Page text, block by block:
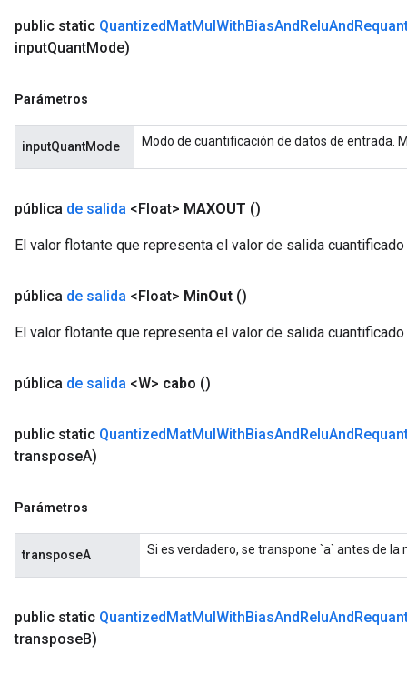
public static QuantizedMatMulWithBiasAndReluAnd
inputQuantMode)
Parámetros
inputQuantMode Modo de cuantificación de datos de entrada.
pública de salida <Float> MAXOUT ()
El valor flotante que representa el valor de salida
pública de salida <Float> MinOut ()
El valor flotante que representa el valor de salida cuantificado
pública de salida <W> cabo ()
public static QuantizedMatMulWithBiasAndReluAnd
transposeA)
Parámetros
transposeA Si es verdadero, se transpone `a` antes de la
public static QuantizedMatMulWithBiasAndReluAnd
transposeB)